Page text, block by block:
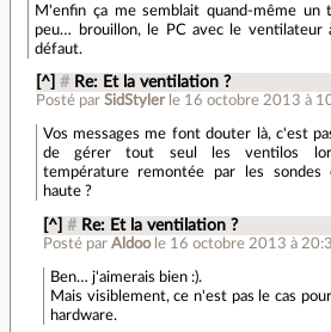
M'enfin ça me semblait quand-même un
peu… brouillon, le PC avec le ventilateur
défaut.
[^] # Re: Et la ventilation ?
Posté par SidStyler le 16 octobre 2013 à
Vos messages me font douter là, c'est
de gérer tout seul les ventilos
température remontée par les
haute ?
[^] # Re: Et la ventilation ?
Posté parAldoo le 16 octobre 2013 à
Ben… j'aimerais bien :).
Mais visiblement, ce n'est pas le cas
hardware.